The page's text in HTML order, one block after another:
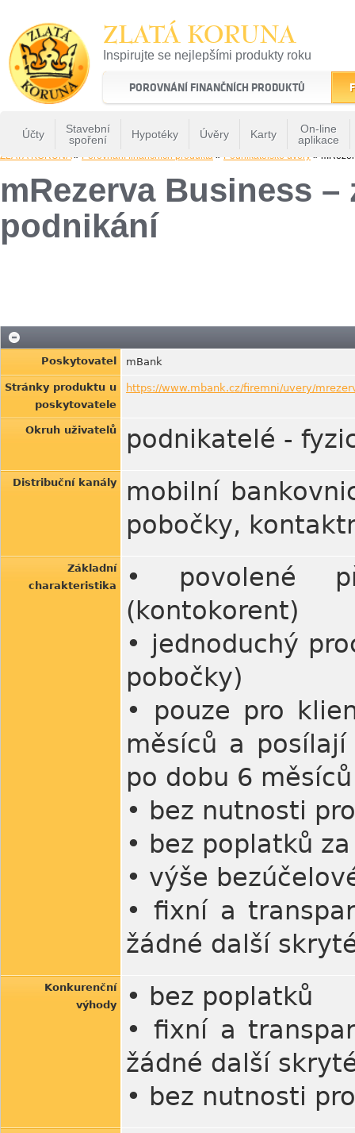
ZLATÁ KORUNA
Inspirujte se nejlepšími produkty roku
22 let tradice a kvality na finančním trhu
POROVNÁNÍ FINANČNÍCH PRODUKTŮ
Účty
Stavební
spoření
Hypotéky Úvěry Karty
On-line
aplikace
ZLATÁ KORUNA» Porovnání finančních produktů » Podnikatelské úvěry »
mRezerva Business
podnikání
Poskytovatel mBank
Stránky produktu u
poskytovatele
https://www.mbank.cz/firemni/uvery/
Okruh uživatelů podnikatelé -
Distribuční kanály
mobilní
pobočky,
Základní
charakteristika
• povolené
(kontokorent)
• jednoduchý
pobočky)
• pouze pro
měsíců a
po dobu 6 měsíců
• bez nutnosti
• bez poplatků
• výše
• fixní a
žádné další
Konkurenční
výhody
• bez poplatků
• fixní a
žádné další
• bez nutnosti